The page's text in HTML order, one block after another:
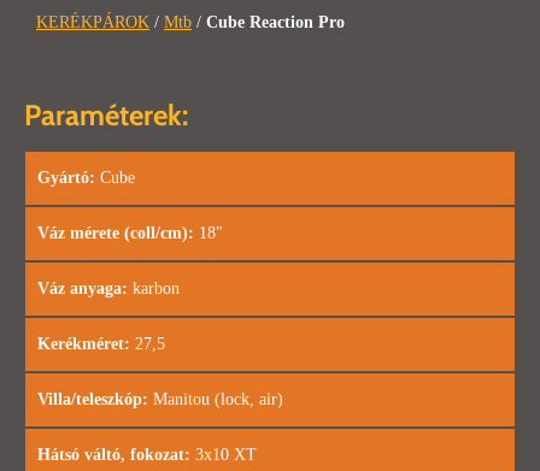
KERÉKPÁROK / Mtb / Cube Reaction Pro
Paraméterek:
Gyártó: Cube
Váz mérete (coll/cm): 18"
Váz anyaga: karbon
Kerékméret: 27,5
Villa/teleszkóp: Manitou (lock, air)
Hátsó váltó, fokozat: 3x10 XT